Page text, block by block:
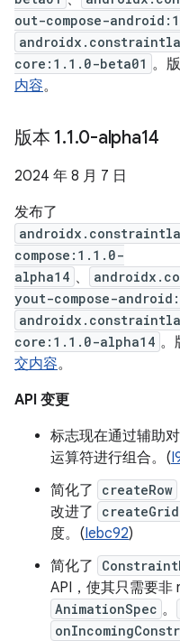
out-compose-
core:1.1.0-beta01 。
内容。
版本 1.1.0-alpha14
2024 年 8 月 7 日
发布了
compose:1.1.0-
alpha14 、
yout-compose-
core:1.1.0-alpha14 。
交内容。
API 变更
标志现在通过辅助
运算符进行组合。(
简化了
createRow
改进了
createGrid
度。(Iebc92)
简化了
API，使其只需要非
AnimationSpec 。